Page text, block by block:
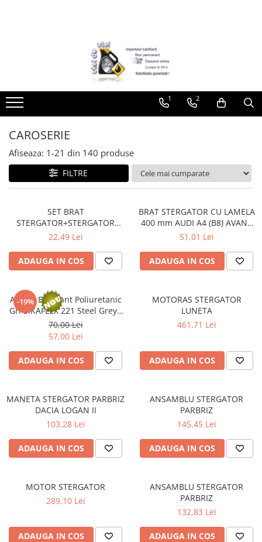
► Detailing si cosmetica
Curatare tapiterie auto
Curatare si intretinere piele
Plastice interioare
Curatare geamuri auto
Sampon auto
Polish auto
Jante si anvelope
Accesorii spalare si uscare
Curatare generala
Restaurare faruri
Spalare si detailing rapid
Intretinere vopsea
Intretinere moto
Intretinere barci
Recipiente si pulverizatoare
Genti si accesorii
■ Accesorii filtre
■ Filtre aer
1 2
CAROSERIE
Afiseaza: 1-21 din 140 produse
FILTRE
SET BRAT
STERGATOR+STERGATOR
DACIA 1310
22,49 Lei
ADAUGA IN COS
BRAT STERGATOR CU LAMELA
400 mm AUDI A4 (B8) AVANT
01.09-
51,01 Lei
ADAUGA IN COS
-19%
Adeziv Etansant Poliuretanic
Gri SIKAFLEX 221 Steel Grey -
300ml
70,00 Lei
57,00 Lei
ADAUGA IN COS
MOTORAS STERGATOR
LUNETA
461,71 Lei
ADAUGA IN COS
MANETA STERGATOR PARBRIZ
DACIA LOGAN II
103,28 Lei
ADAUGA IN COS
ANSAMBLU STERGATOR
PARBRIZ
145,45 Lei
ADAUGA IN COS
MOTOR STERGATOR
289,10 Lei
ADAUGA IN COS
ANSAMBLU STERGATOR
PARBRIZ
132,83 Lei
ADAUGA IN COS